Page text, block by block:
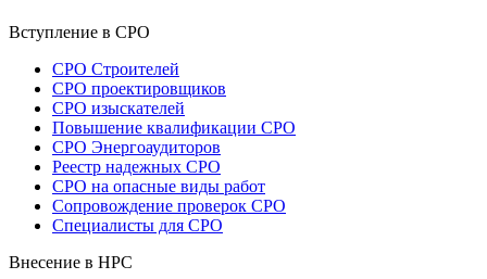
Вступление в СРО
СРО Строителей
СРО проектировщиков
СРО изыскателей
Повышение квалификации СРО
СРО Энергоаудиторов
Реестр надежных СРО
СРО на опасные виды работ
Сопровождение проверок СРО
Специалисты для СРО
Внесение в НРС